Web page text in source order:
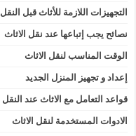
التجهيزات اللازمة للأثاث قبل النقل
نصائح يجب إتباعها عند نقل الاثاث
الوقت المناسب لنقل الاثاث
إعداد و تجهيز المنزل الجديد
قواعد التعامل مع الاثاث عند النقل
الادوات المستخدمة لنقل الاثاث